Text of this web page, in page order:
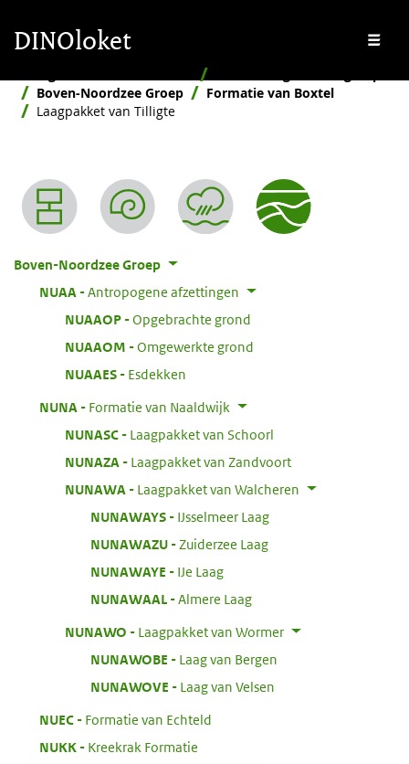
DINOloket
Boven-Noordzee Groep
Formatie van Boxtel
Laagpakket van Tilligte
Nomenclator menu
Boven-Noordzee Groep
NUAA
Antropogene afzettingen
NUAAOP:
Opgebrachte grond
NUAAOM
Omgewerkte grond
NUAAES:
Esdekken
NUNA
Formatie van Naaldwijk
NUNASC:
Laagpakket van Schoorl
NUNAZA
Laagpakket van Zandvoort
NUNAWA
Laagpakket van Walcheren
NUNAWAYS:
IJsselmeer Laag
NUNAWAZU:
Zuiderzee Laag
NUNAWAYE
IJe Laag
NUNAWAAL
Almere Laag
NUNAWO
Laagpakket van Wormer
NUNAWOBE
Laag van Bergen
NUNAWOVE
Laag van Velsen
NUEC:
Formatie van Echteld
NUKK:
Kreekrak Formatie